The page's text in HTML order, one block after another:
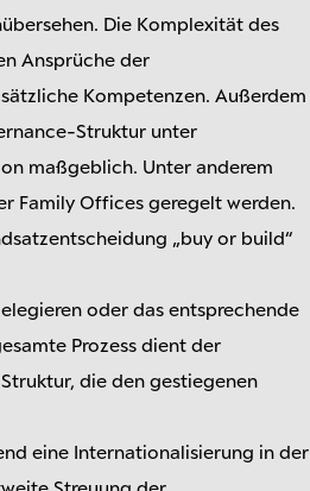
Die Komplexität des
Ansprüche der
Kompetenzen. Außerdem
Struktur unter
maßgeblich. Unter anderem
Family Offices geregelt werden.
„buy or build“
oder das entsprechende
Prozess dient der
die den gestiegenen
eine Internationalisierung in der